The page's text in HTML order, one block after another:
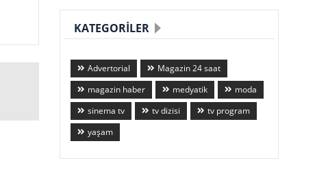
KATEGORILER
Advertorial
Magazin 24 saat
magazin haber
medyatik
moda
sinema tv
tv dizisi
tv program
yaşam